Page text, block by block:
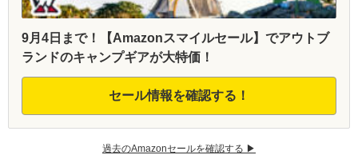
9月4日まで！【Amazonスマイルセール】でアウトブ
ランドのキャンプギアが大特価！
セール情報を確認する！
過去のAmazonセールを確認する ▶︎